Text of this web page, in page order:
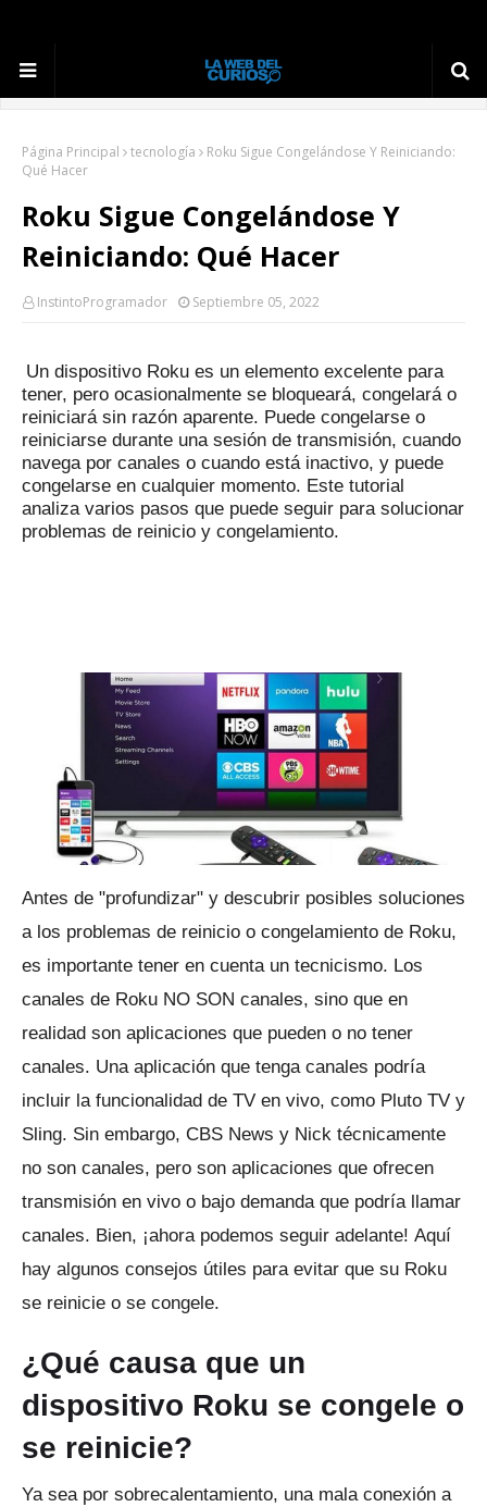
Página Principal tecnología
Roku Sigue Congelándose Y Reiniciando:
Qué Hacer
Roku Sigue Congelándose Y
Reiniciando: Qué Hacer
InstintoProgramador Septiembre 05, 2022
Un dispositivo Roku es un elemento excelente para
tener, pero ocasionalmente se bloqueará, congelará o
reiniciará sin razón aparente. Puede congelarse o
reiniciarse durante una sesión de transmisión, cuando
navega por canales o cuando está inactivo, y puede
congelarse en cualquier momento. Este tutorial
analiza varios pasos que puede seguir para solucionar
problemas de reinicio y congelamiento.
Antes de "profundizar" y descubrir posibles soluciones
a los problemas de reinicio o congelamiento de Roku,
es importante tener en cuenta un tecnicismo. Los
canales de Roku NO SON canales, sino que en
realidad son aplicaciones que pueden o no tener
canales. Una aplicación que tenga canales podría
incluir la funcionalidad de TV en vivo, como Pluto TV y
Sling. Sin embargo, CBS News y Nick técnicamente
no son canales, pero son aplicaciones que ofrecen
transmisión en vivo o bajo demanda que podría llamar
canales. Bien, ¡ahora podemos seguir adelante! Aquí
hay algunos consejos útiles para evitar que su Roku
se reinicie o se congele.
¿Qué causa que un
dispositivo Roku se congele o
se reinicie?
Ya sea por sobrecalentamiento, una mala conexión a